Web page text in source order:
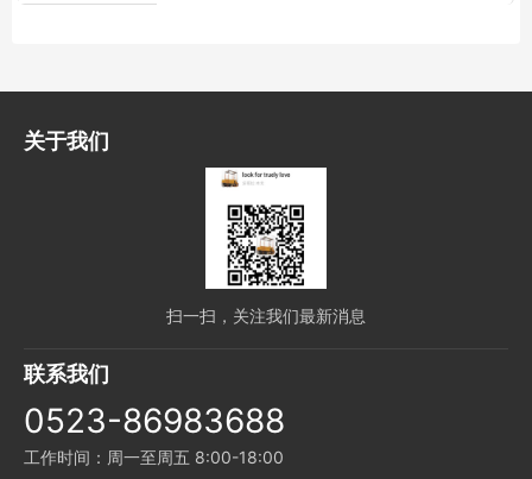
关于我们
扫一扫，关注我们最新消息
联系我们
0523-86983688
工作时间：周一至周五 8:00-18:00